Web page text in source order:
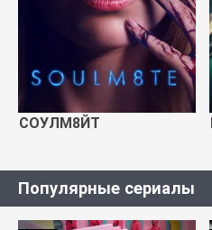
СОУЛМ8ЙТ
Популярные сериалы